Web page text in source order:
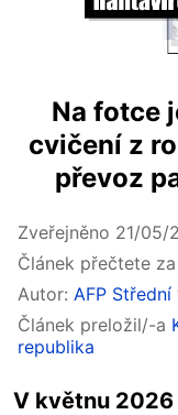
Na fotce
cvičení z
převoz
Zveřejněno 21/05/
Článek přečtete
Autor: AFP
Článek preložil/-a
republika
V květnu